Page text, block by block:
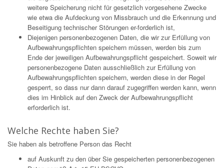
weitere Speicherung nicht für gesetzlich vorgesehene Zwecke
wie etwa die Aufdeckung von Missbrauch und die Erkennung und
Beseitigung technischer Störungen er-forderlich ist,
Diejenigen personenbezogenen Daten, die wir zur Erfüllung von
Aufbewahrungspflichten speichern müssen, werden bis zum
Ende der jeweiligen Aufbewahrungspflicht gespeichert. Soweit wir
personenbezogene Daten ausschließlich zur Erfüllung von
Aufbewahrungspflichten speichern, werden diese in der Regel
gesperrt, so dass nur dann darauf zugegriffen werden kann, wenn
dies im Hinblick auf den Zweck der Aufbewahrungspflicht
erforderlich ist.
Welche Rechte haben Sie?
Sie haben als betroffene Person das Recht
auf Auskunft zu den über Sie gespeicherten personenbezogenen